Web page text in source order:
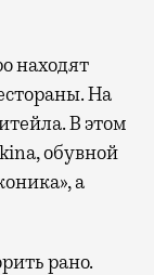
находят
На
В этом
обувной
а
рано.